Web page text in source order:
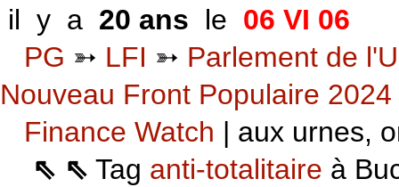
il y a 20 ans le 06 VI 06
PG ➳ LFI ➳ Parlement de
Nouveau Front Populaire 2024
Finance Watch | aux urnes,
⇖ ⇖ Tag anti-totalitaire à